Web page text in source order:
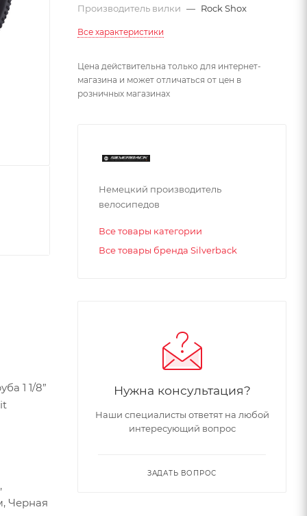
1 1/8”
Черная
Производитель вилки — Rock Shox
Все характеристики
Цена действительна только для интернет-
магазина и может отличаться от цен в
розничных магазинах
Немецкий производитель
велосипедов
Все товары категории
Все товары бренда Silverback
Нужна консультация?
Наши специалисты ответят на любой
интересующий вопрос
ЗАДАТЬ ВОПРОС